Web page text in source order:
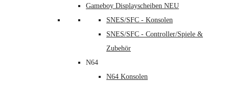
Gameboy Displayscheiben NEU
SNES/SFC - Konsolen
SNES/SFC - Controller/Spiele &
Zubehör
N64
N64 Konsolen